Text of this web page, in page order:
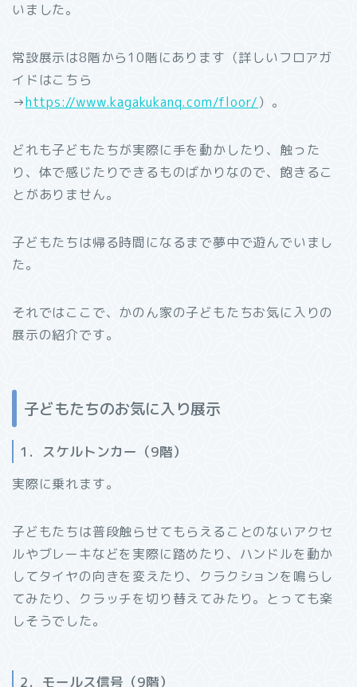
いました。
常設展示は8階から10階にあります（詳しいフロアガ
イドはこちら
→https://www.kagakukanq.com/floor/）。
どれも子どもたちが実際に手を動かしたり、触った
り、体で感じたりできるものばかりなので、飽きるこ
とがありません。
子どもたちは帰る時間になるまで夢中で遊んでいまし
た。
それではここで、かのん家の子どもたちお気に入りの
展示の紹介です。
子どもたちのお気に入り展示
1．スケルトンカー（9階）
実際に乗れます。
子どもたちは普段触らせてもらえることのないアクセ
ルやブレーキなどを実際に踏めたり、ハンドルを動か
してタイヤの向きを変えたり、クラクションを鳴らし
てみたり、クラッチを切り替えてみたり。とっても楽
しそうでした。
2．モールス信号（9階）